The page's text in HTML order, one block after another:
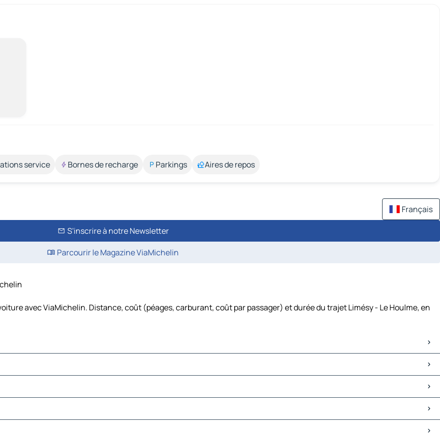
service Bornes de recharge Parkings Aires de repos
Français
S'inscrire à notre Newsletter
Parcourir le Magazine ViaMichelin
avec ViaMichelin. Distance, coût (péages, carburant, coût par passager) et durée du trajet Limésy - Le Houlme, en